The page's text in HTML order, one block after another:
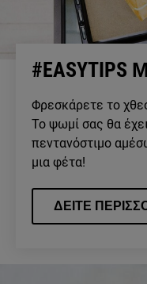
Φρεσκάρετε το
Το ψωμί σας θα
πεντανόστιμο
μια φέτα!
ΔΕΙΤΕ